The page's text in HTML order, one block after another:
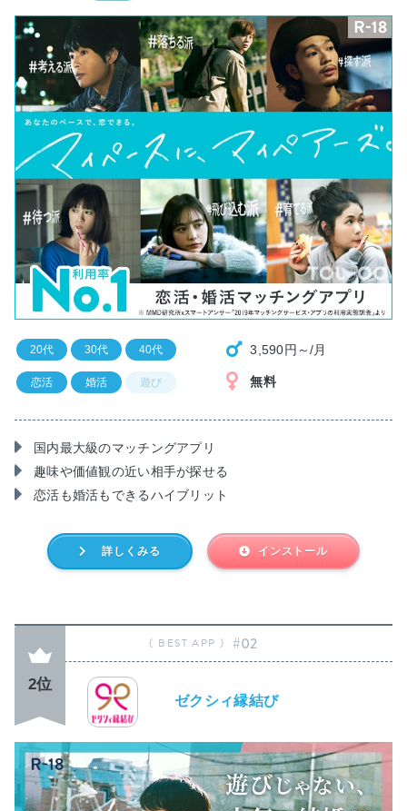
国内最大級のマッチングアプリ
趣味や価値観の近い相手が探せる
恋活も婚活もできるハイブリット
20代 30代 40代
恋活 婚活 遊び
3,590円～/月
無料
詳しくみる インストール
2位
#02
ゼクシィ縁結び